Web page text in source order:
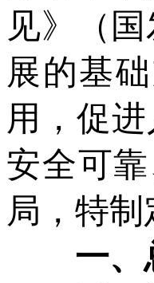
见》（
展的基
用，促
安全可
局，特
一、